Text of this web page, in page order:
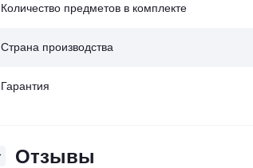
Количество предметов в комплекте
Страна производства
Гарантия
Отзывы